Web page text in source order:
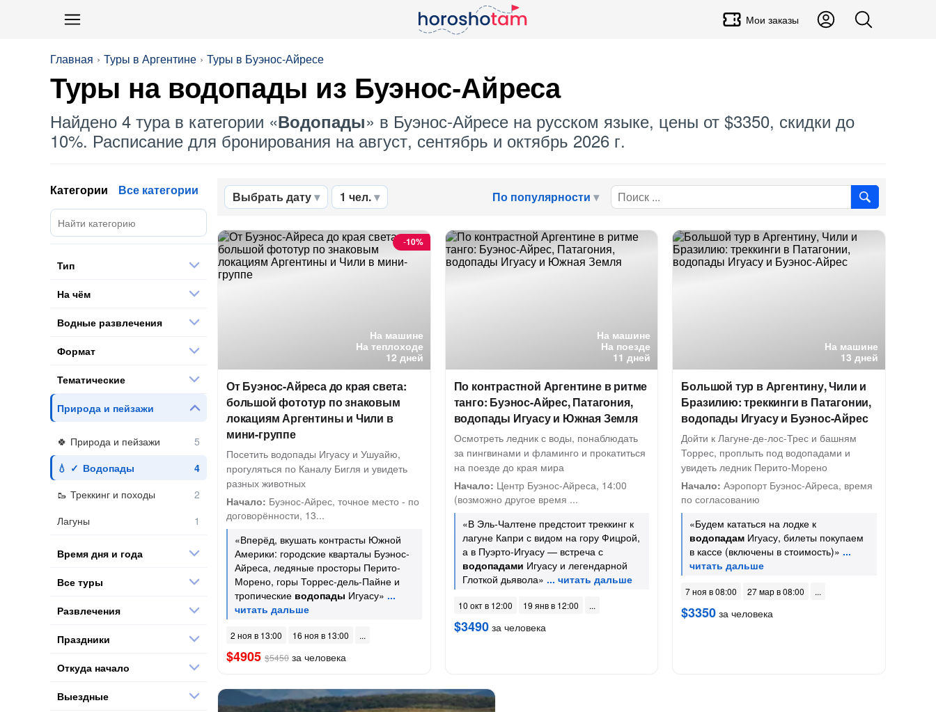
Мои заказы
Главная Туры в Аргентине Туры в Буэнос-Айресе
Туры на водопады из Буэнос-Айреса
Найдено 4 тура в категории «Водопады» в Буэнос-Айресе на русском языке, цены от $3350, скидки до
10%. Расписание для бронирования на август, сентябрь и октябрь 2026 г.
Выбрать дату 1 чел. По популярности
На машине
На теплоходе
12 дней
-10%
От Буэнос-Айреса до края света:
большой фототур по знаковым
локациям Аргентины и Чили в
мини-группе
Посетить водопады Игуасу и Ушуайю,
прогуляться по Каналу Бигля и увидеть
разных животных
Начало: Буэнос-Айрес, точное место - по
договорённости, 13...
«Вперёд, вкушать контрасты Южной
Америки: городские кварталы Буэнос-
Айреса, ледяные просторы Перито-
Морено, горы Торрес-дель-Пайне и
тропические водопады Игуасу»
2 ноя в 13:00 16 ноя в 13:00
$4905 $5450 за человека
На машине
На поезде
11 дней
По контрастной Аргентине в ритме
танго: Буэнос-Айрес, Патагония,
водопады Игуасу и Южная Земля
Осмотреть ледник с воды, понаблюдать
за пингвинами и фламинго и прокатиться
на поезде до края мира
Начало: Центр Буэнос-Айреса, 14:00
(возможно другое время ...
«В Эль-Чалтене предстоит треккинг к
лагуне Капри с видом на гору Фицрой,
а в Пуэрто-Игуасу — встреча с
водопадами Игуасу и легендарной
Глоткой дьявола»
10 окт в 12:00 19 янв в 12:00
$3490за человека
На машине
13 дней
Большой тур в Аргентину, Чили и
Бразилию: треккинги в Патагонии,
водопады Игуасу и Буэнос-Айрес
Дойти к Лагуне-де-лос-Трес и башням
Торрес, проплыть под водопадами и
увидеть ледник Перито-Морено
Начало: Аэропорт Буэнос-Айреса, время
по согласованию
«Будем кататься на лодке к
водопадам Игуасу, билеты покупаем
в кассе (включены в стоимость)»
7 ноя в 08:00 27 мар в 08:00
$3350 за человека
Категории Все категории
Тип
На чём
Водные развлечения
Формат
Тематические
Природа и пейзажи
Природа и пейзажи
Водопады
Треккинг и походы
Лагуны
Время дня и года
Все туры
Развлечения
Праздники
Откуда начало
Выездные